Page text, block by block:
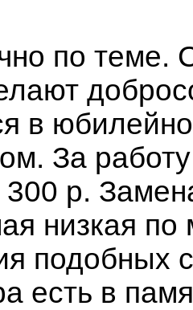
по теме.
в
За
300 р.
низкая по
подобных
есть в